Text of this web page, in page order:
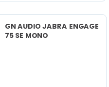
GN AUDIO JABRA ENGAGE
75 SE MONO